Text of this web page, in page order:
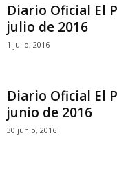
Diario Oficial El
julio de 2016
1 julio, 2016
Diario Oficial El
junio de 2016
30 junio, 2016